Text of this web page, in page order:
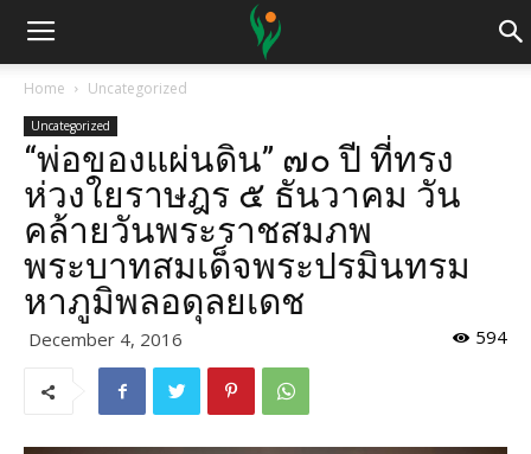
Home Uncategorized
Uncategorized
“พ่อของแผ่นดิน” ๗๐ ปี ที่ทรง
ห่วงใยราษฎร ๕ ธันวาคม วัน
คล้ายวันพระราชสมภพ
พระบาทสมเด็จพระปรมินทรม
หาภูมิพลอดุลยเดช
December 4, 2016 594